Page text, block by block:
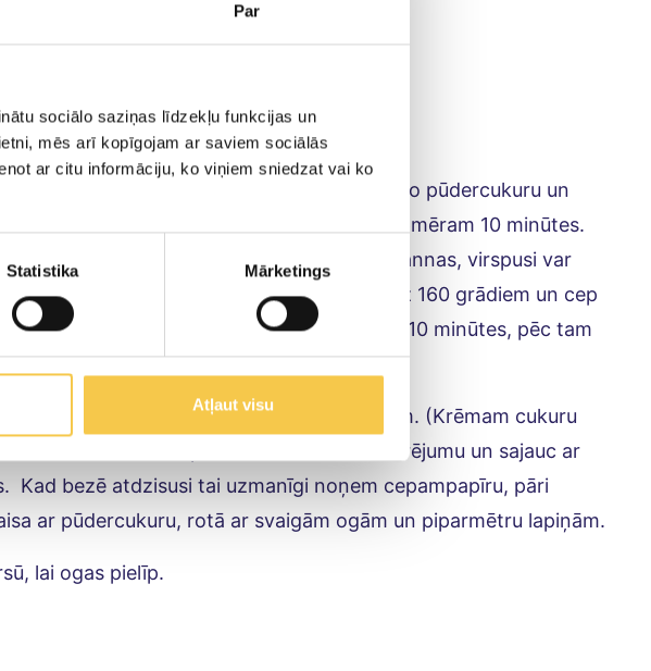
Par
sociālo saziņas līdzekļu funkcijas un
mēs arī kopīgojam ar saviem sociālās
ar citu informāciju, ko viņiem sniedzat vai ko
Statistika Mārketings
Atļaut visu
līdz paliek balti. Pamazām pievieno pūdercukuru un
sulas. Kopējais putošanas laiks apmēram 10 minūtes.
vienmērīgi izlīdzina uz cepamās pannas, virspusi var
12 min., pēc tam pamaina temperatūru uz 160 grādiem un cep
pārklāj pāri dvieli un ļauj atdzist apmēram 10 minūtes, pēc tam
ar pūdercukuru un daļu svaigajām ogām. (Krēmam cukuru
daudz cukura.) Saputo Smiltenes saldo krējumu un sajauc ar
Kad bezē atdzisusi tai uzmanīgi noņem cepampapīru, pāri
ar pūdercukuru, rotā ar svaigām ogām un piparmētru lapiņām.
lai ogas pielīp.